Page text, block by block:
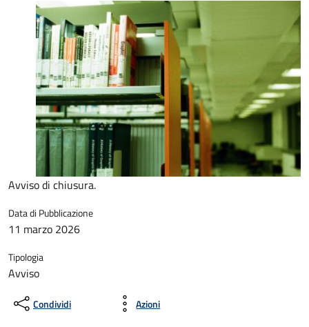
Avviso di chiusura.
Data di Pubblicazione
11 marzo 2026
Tipologia
Avviso
Condividi Azioni